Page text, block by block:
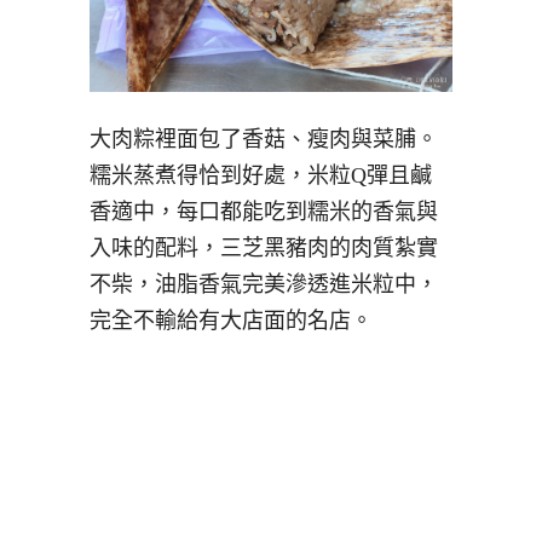
大肉粽裡面包了香菇、瘦肉與菜脯。
糯米蒸煮得恰到好處，米粒Q彈且鹹
香適中，每口都能吃到糯米的香氣與
入味的配料，三芝黑豬肉的肉質紮實
不柴，油脂香氣完美滲透進米粒中，
完全不輸給有大店面的名店。